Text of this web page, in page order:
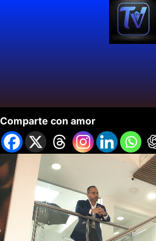
Comparte con amor